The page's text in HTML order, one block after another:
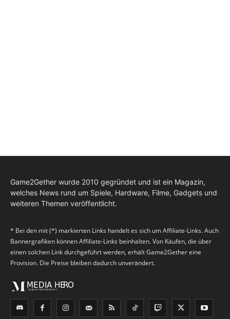
Game2Gether wurde 2010 gegründet und ist ein Magazin,
welches News rund um Spiele, Hardware, Filme, Gadgets und
weiteren Themen veröffentlicht.
* Bei den mit (*) markierten Links handelt es sich um Affiliate-Links. Auch
Bannergrafiken können Affiliate-Links beinhalten. Von Käufen, die über
einen solchen Link durchgeführt werden, erhält Game2Gether eine
Provision. Die Preise bleiben dadurch unverändert.